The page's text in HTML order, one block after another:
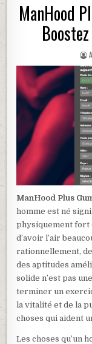
ManHood
ManHood Plus
homme est né
physiquement fort
d’avoir l’air
rationnellement,
des aptitudes
solide n’est pas
terminer un
la vitalité et de la
choses qui aident
Les choses qu’un